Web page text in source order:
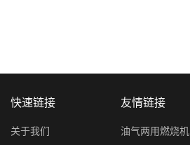
快速链接
关于我们
友情链接
油气两用燃烧机